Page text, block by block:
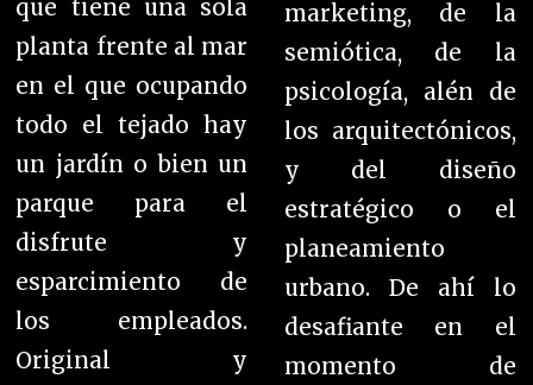
que tiene una sola
planta frente al mar
en el que ocupando
todo el tejado hay
un jardín o bien un
parque para el
disfrute y
esparcimiento de
los empleados.
Original y
marketing, de la
semiótica, de la
psicología, alén de
los arquitectónicos,
y del diseño
estratégico o el
planeamiento
urbano. De ahí lo
desafiante en el
momento de